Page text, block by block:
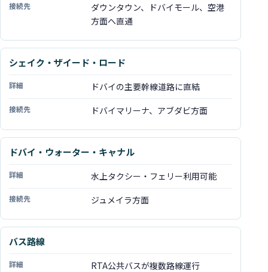
接続先
ダウンタウン、ドバイモール、空港
方面へ直通
シェイク・ザイード・ロード
ドバイの主要幹線道路に直結
ドバイマリーナ、アブダビ方面
ドバイ・ウォーター・キャナル
水上タクシー・フェリー利用可能
ジュメイラ方面
バス路線
RTA公共バスが複数路線運行